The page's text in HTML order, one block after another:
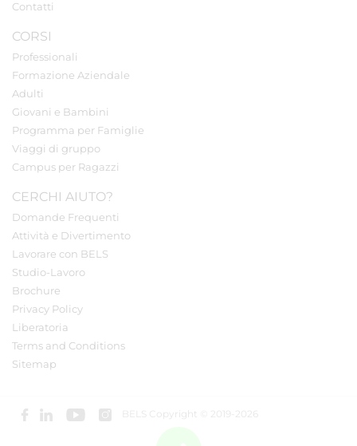
Contatti
CORSI
Professionali
Formazione Aziendale
Adulti
Giovani e Bambini
Programma per Famiglie
Viaggi di gruppo
Campus per Ragazzi
CERCHI AIUTO?
Domande Frequenti
Attività e Divertimento
Lavorare con BELS
Studio-Lavoro
Brochure
Privacy Policy
Liberatoria
Terms and Conditions
Sitemap
BELS Copyright © 2019-2026